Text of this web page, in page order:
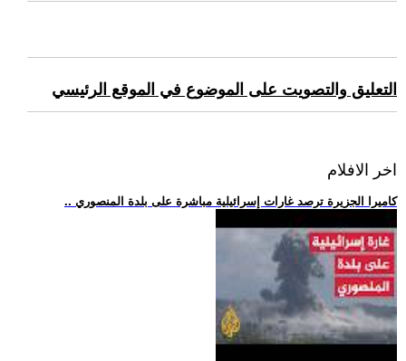
التعليق والتصويت على الموضوع في الموقع الرئيسي
اخر الافلام
.. كاميرا الجزيرة ترصد غارات إسرائيلية مباشرة على بلدة المنصوري